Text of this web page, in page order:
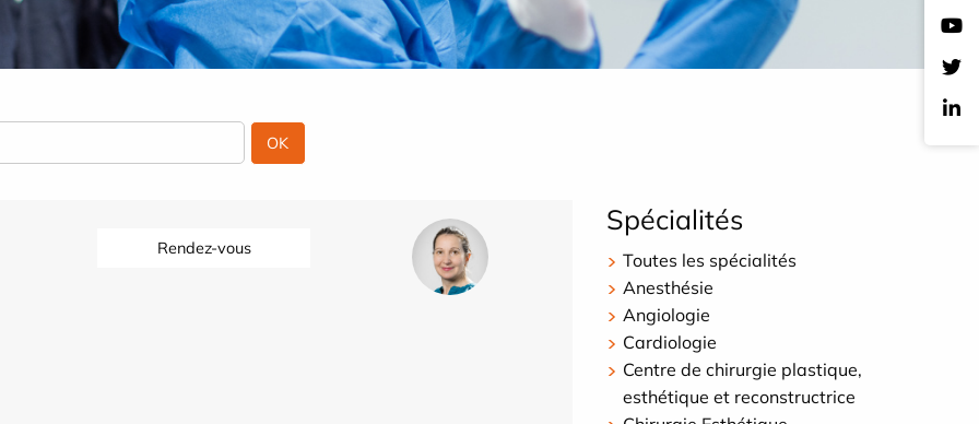
Rendez-vous
Spécialités
Toutes les spécialités
Anesthésie
Angiologie
Cardiologie
Centre de chirurgie plastique,
esthétique et reconstructrice